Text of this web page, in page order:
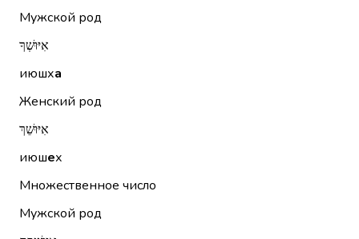
Мужской род
אִיּוּשְׁךָ
июшха
Женский род
אִיּוּשֵׁךְ
июшех
Множественное число
Мужской род